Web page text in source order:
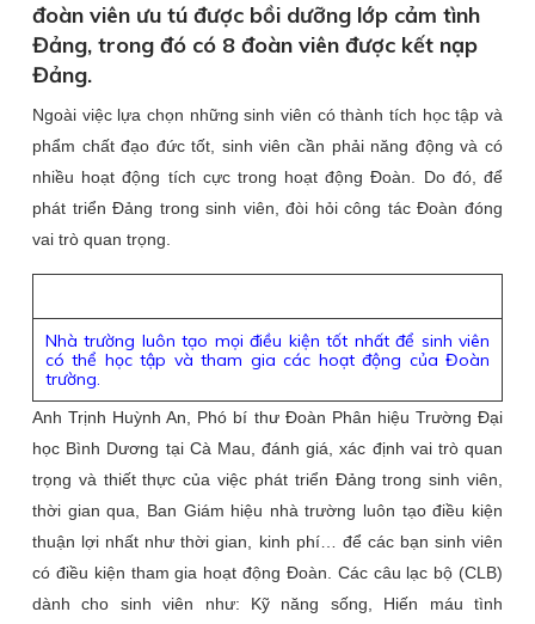
đoàn viên ưu tú được bồi dưỡng lớp cảm tình
Đảng, trong đó có 8 đoàn viên được kết nạp
Đảng.
Ngoài việc lựa chọn những sinh viên có thành tích học tập và
phẩm chất đạo đức tốt, sinh viên cần phải năng động và có
nhiều hoạt động tích cực trong hoạt động Đoàn. Do đó, để
phát triển Đảng trong sinh viên, đòi hỏi công tác Đoàn đóng
vai trò quan trọng.
Nhà trường luôn tạo mọi điều kiện tốt nhất để sinh viên
có thể học tập và tham gia các hoạt động của Đoàn
trường.
Anh Trịnh Huỳnh An, Phó bí thư Đoàn Phân hiệu Trường Đại
học Bình Dương tại Cà Mau, đánh giá, xác định vai trò quan
trọng và thiết thực của việc phát triển Đảng trong sinh viên,
thời gian qua, Ban Giám hiệu nhà trường luôn tạo điều kiện
thuận lợi nhất như thời gian, kinh phí… để các bạn sinh viên
có điều kiện tham gia hoạt động Đoàn. Các câu lạc bộ (CLB)
dành cho sinh viên như: Kỹ năng sống, Hiến máu tình